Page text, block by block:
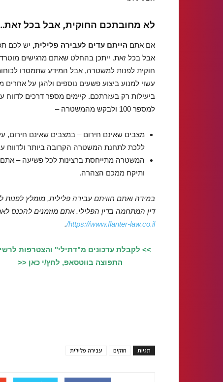
לא מחובתכם החוקית, אבל בכל זאת
אם אתם הייתם עדים לעבירה פלילית, יש לכם
אבל בכל זאת. ייתכן בהחלט שאתם מרגישים
חוקית לפנות למשטרה, אבל המידע שתמסרו
עשוי למנוע ביצוע פשעים נוספים ולהגן על
ביעילות רק בעזרתכם. קיימים מספר דרכים
למספר 100 ולבקש מהמשטרה –
מצבים שאינם חירום – במצבים שאינם חירום,
ללכת לתחנת המשטרה הקרובה ביותר
המשטרה מתייחסת ברצינות לכל פשיעה – אתם
ותיקח ממכם הצהרה.
במידה ואתם חוויתם עבירה פלילית, מומלץ לפנות
דין המתחמה בדין הפלילי.אתם מוזמנים להכנס
https://www.flanter-law.co.il/
.
>> לקבלת עדכונים מ"דתילי" והצטרפות
התפוצה בווטסאפ, לחץ/י כאן <<
תגיות חוקים עבירה פלילית